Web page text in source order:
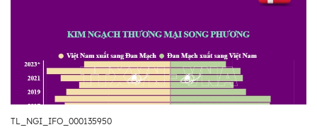
TL_NGI_IFO_000135950